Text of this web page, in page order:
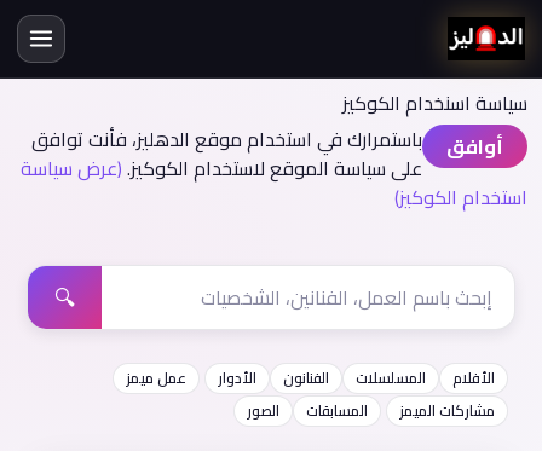
سياسة اسنخدام الكوكيز
أوافق
باستمرارك في استخدام موقع الدهليز، فأنت توافق
على سياسة الموقع لاستخدام الكوكيز.(عرض سياسة
استخدام الكوكيز)
🔍
الأفلام المسلسلات الفنانون الأدوار
عمل ميمز
مشاركات الميمز
المسابقات الصور